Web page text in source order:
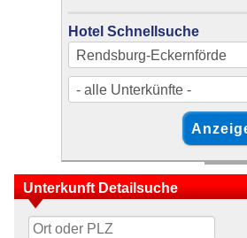
Hotel Schnellsuche
Unterkunft Detailsuche